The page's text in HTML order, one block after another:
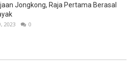
Jongkong, Raja Pertama Berasal
2023 0